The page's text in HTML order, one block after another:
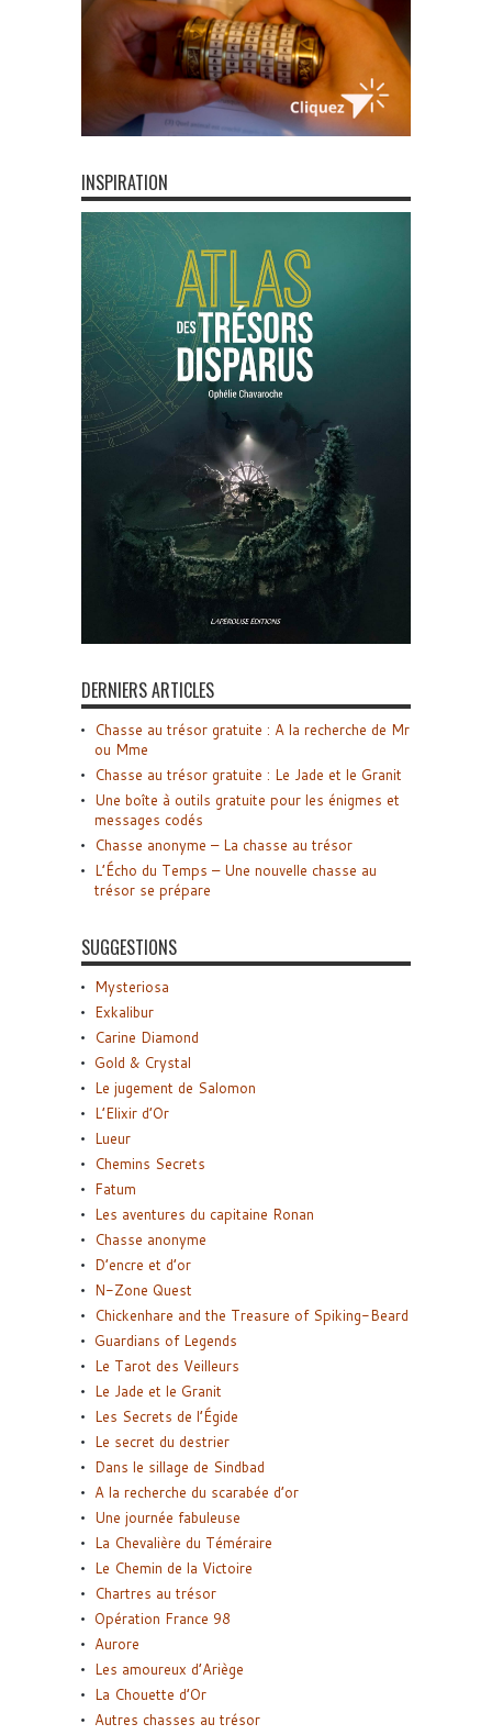
INSPIRATION
DERNIERS ARTICLES
Chasse au trésor gratuite : A la recherche de Mr
ou Mme
Chasse au trésor gratuite : Le Jade et le Granit
Une boîte à outils gratuite pour les énigmes et
messages codés
Chasse anonyme – La chasse au trésor
L’Écho du Temps – Une nouvelle chasse au
trésor se prépare
SUGGESTIONS
Mysteriosa
Exkalibur
Carine Diamond
Gold & Crystal
Le jugement de Salomon
L’Elixir d’Or
Lueur
Chemins Secrets
Fatum
Les aventures du capitaine Ronan
Chasse anonyme
D’encre et d’or
N-Zone Quest
Chickenhare and the Treasure of Spiking-Beard
Guardians of Legends
Le Tarot des Veilleurs
Le Jade et le Granit
Les Secrets de l’Égide
Le secret du destrier
Dans le sillage de Sindbad
A la recherche du scarabée d’or
Une journée fabuleuse
La Chevalière du Téméraire
Le Chemin de la Victoire
Chartres au trésor
Opération France 98
Aurore
Les amoureux d’Ariège
La Chouette d’Or
Autres chasses au trésor